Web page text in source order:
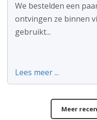
We bestelden een
ontvingen ze binnen
gebruikt...
Lees meer ...
Meer